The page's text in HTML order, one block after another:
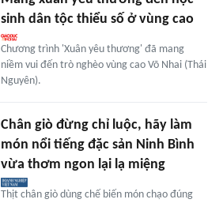
sinh dân tộc thiểu số ở vùng cao
Chương trình 'Xuân yêu thương' đã mang
niềm vui đến trò nghèo vùng cao Võ Nhai (Thái
Nguyên).
Chân giò đừng chỉ luộc, hãy làm
món nổi tiếng đặc sản Ninh Bình
vừa thơm ngon lại lạ miệng
Thịt chân giò dùng chế biến món chạo đúng